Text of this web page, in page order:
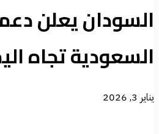
السودان يعلن
السعودية تجاه
يناير 3, 2026